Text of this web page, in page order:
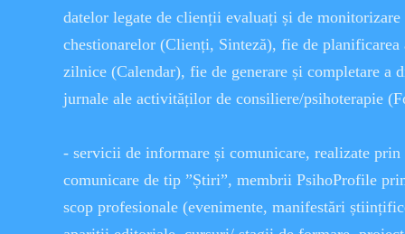
datelor legate de clienții evaluați și de
chestionarelor (Clienți, Sinteză), fie de
zilnice (Calendar), fie de generare și completare a
jurnale ale activităților de consiliere/psihoterapie
- servicii de informare și comunicare, realizate
comunicare de tip ”Știri”, membrii PsihoProfile
scop profesionale (evenimente, manifestări